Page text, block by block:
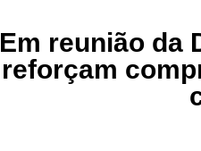
Em reunião da
reforçam